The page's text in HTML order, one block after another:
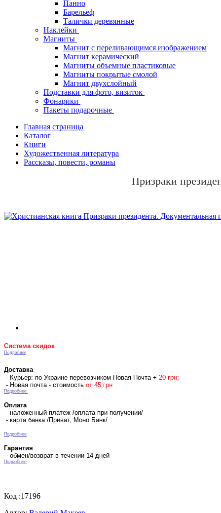
Панно
Барельеф
Талички деревянные
Наклейки
Магниты
Магнит с переливающимся изображением
Магнит керамический
Магниты объемные пластиковые
Магниты покрытые смолой
Магнит двухслойный
Подставки для фото, визиток
Фонарики
Пакеты подарочные
Главная страница
Каталог
Книги
Художественная литература
Рассказы, повести, романы
Призраки
Система скидок
Подробнее
Доставка
- Курьер: по Украине перевозчиком Новая Почта + 20 грн;
- Новая почта - стоимость от 45 грн
Подробнее
Оплата
- наложенный платеж /оплата при получении/
- карта банка /Приват, Моно Банк/
Подробнее
Гарантия
- обмен/возврат в течении 14 дней
Подробнее
Код :17196